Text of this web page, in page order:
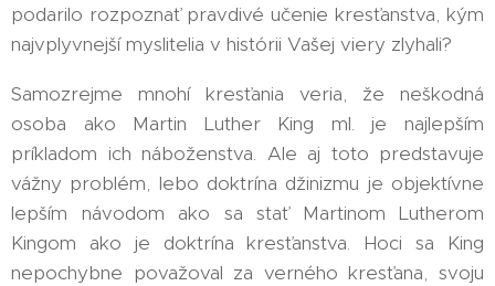
podarilo rozpoznať pravdivé učenie kresťanstva, kým
najvplyvnejší myslitelia v histórii Vašej viery zlyhali? 🤔
Samozrejme mnohí kresťania veria, že neškodná
osoba ako Martin Luther King ml. je najlepším
príkladom ich náboženstva. Ale aj toto predstavuje
vážny problém, lebo doktrína džinizmu je objektívne
lepším návodom ako sa stať Martinom Lutherom
Kingom ako je doktrína kresťanstva. Hoci sa King
nepochybne považoval za verného kresťana, svoju